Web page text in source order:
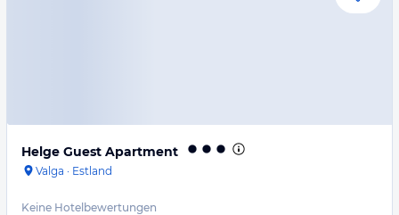
Helge Guest Apartment
Valga · Estland
Keine Hotelbewertungen